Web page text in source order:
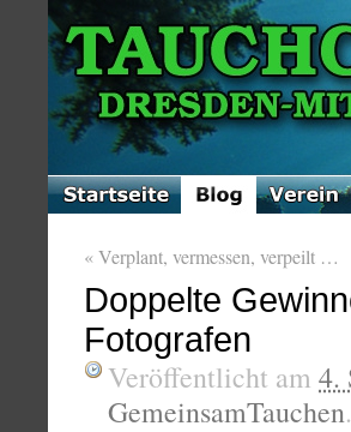
«Verplant, vermessen, verpeilt …
Doppelte
Fotografen
Veröffentlicht am 4.
GemeinsamTauchen.